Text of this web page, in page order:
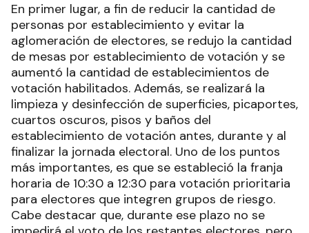
En primer lugar, a fin de reducir la cantidad de
personas por establecimiento y evitar la
aglomeración de electores, se redujo la cantidad
de mesas por establecimiento de votación y se
aumentó la cantidad de establecimientos de
votación habilitados. Además, se realizará la
limpieza y desinfección de superficies, picaportes,
cuartos oscuros, pisos y baños del
establecimiento de votación antes, durante y al
finalizar la jornada electoral. Uno de los puntos
más importantes, es que se estableció la franja
horaria de 10:30 a 12:30 para votación prioritaria
para electores que integren grupos de riesgo.
Cabe destacar que, durante ese plazo no se